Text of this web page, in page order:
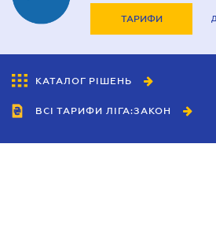
ТАРИФИ
КАТАЛОГ РІШЕНЬ
ВСІ ТАРИФИ ЛІГА:ЗАКОН